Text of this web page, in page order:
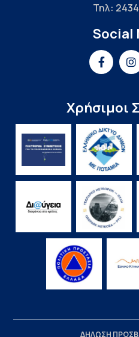
Τηλ:
Social
Χρήσιμοι
ΔΗΛΩΣΗ